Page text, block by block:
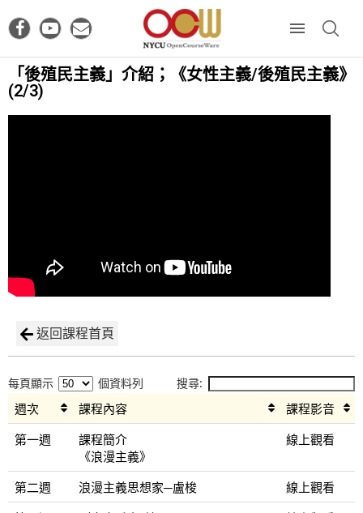
「後殖民主義」介紹；《女性主義/後殖民主義》
(2/3)
返回課程首頁
每頁顯示 個資料列 搜尋:
週次 課程內容
課程影音
第一週
課程簡介
《浪漫主義》
線上觀看
第二週 浪漫主義思想家─盧梭
線上觀看